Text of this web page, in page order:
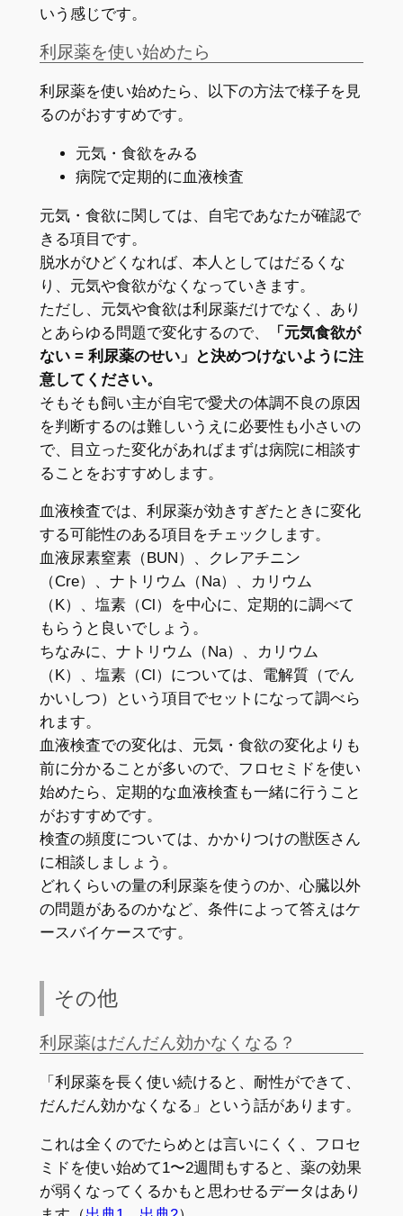
いう感じです。
利尿薬を使い始めたら
利尿薬を使い始めたら、以下の方法で様子を見
るのがおすすめです。
元気・食欲をみる
病院で定期的に血液検査
元気・食欲に関しては、自宅であなたが確認で
きる項目です。
脱水がひどくなれば、本人としてはだるくな
り、元気や食欲がなくなっていきます。
ただし、元気や食欲は利尿薬だけでなく、あり
とあらゆる問題で変化するので、
「元気食欲が
ない = 利尿薬のせい」と決めつけないように注
意してください。
そもそも飼い主が自宅で愛犬の体調不良の原因
を判断するのは難しいうえに必要性も小さいの
で、目立った変化があればまずは病院に相談す
ることをおすすめします。
血液検査では、利尿薬が効きすぎたときに変化
する可能性のある項目をチェックします。
血液尿素窒素（BUN）、クレアチニン
（Cre）、ナトリウム（Na）、カリウム
（K）、塩素（Cl）を中心に、定期的に調べて
もらうと良いでしょう。
ちなみに、ナトリウム（Na）、カリウム
（K）、塩素（Cl）については、電解質（でん
かいしつ）という項目でセットになって調べら
れます。
血液検査での変化は、元気・食欲の変化よりも
前に分かることが多いので、フロセミドを使い
始めたら、定期的な血液検査も一緒に行うこと
がおすすめです。
検査の頻度については、かかりつけの獣医さん
に相談しましょう。
どれくらいの量の利尿薬を使うのか、心臓以外
の問題があるのかなど、条件によって答えはケ
ースバイケースです。
その他
利尿薬はだんだん効かなくなる？
「利尿薬を長く使い続けると、耐性ができて、
だんだん効かなくなる」という話があります。
これは全くのでたらめとは言いにくく、フロセ
ミドを使い始めて1〜2週間もすると、薬の効果
が弱くなってくるかもと思わせるデータはあり